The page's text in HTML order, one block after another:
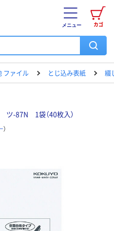
カゴ
メニュー
ファイル とじ込み表紙 綴
-87N 1袋（40枚入）
）